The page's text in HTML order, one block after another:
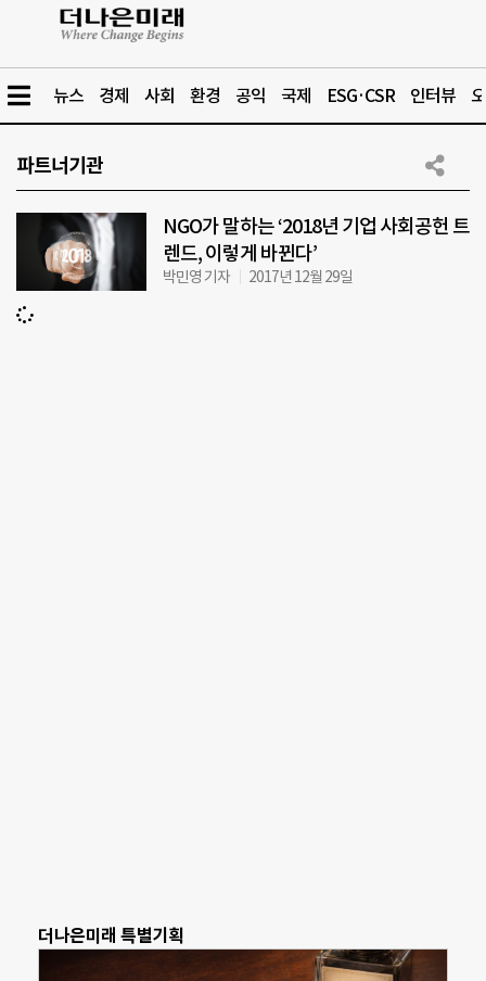
뉴스 경제 사회 환경 공익 국제 ESG·CSR 인터뷰
파트너기관
NGO가 말하는 ‘2018년 기업 사회공헌 트
렌드, 이렇게 바뀐다’
박민영 기자 2017년 12월 29일
더나은미래 특별기획